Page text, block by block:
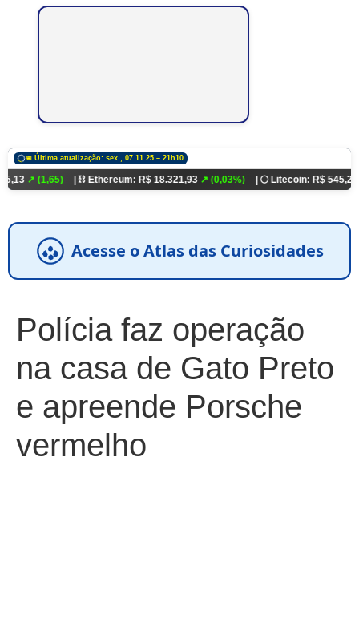
📅 Última atualização: sex., 07.11.25 – 21h10
| ⛓️ Ethereum: R$ 18.321,93↗ (0,03%) | 🌕 Litecoin: R$ 545,21 ↗ (0,45%)
Acesse o Atlas das Curiosidades
Polícia faz operação
na casa de Gato Preto
e apreende Porsche
vermelho